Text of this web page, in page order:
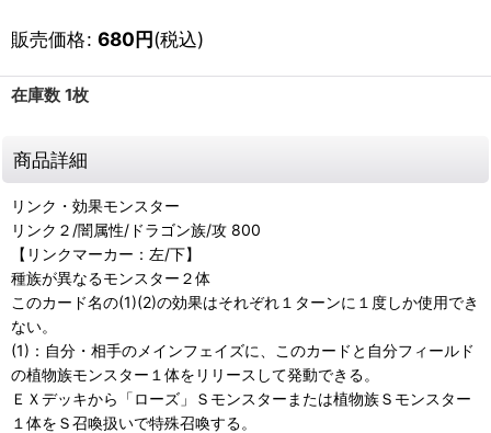
販売価格: 680円(税込)
在庫数 1枚
商品詳細
リンク・効果モンスター
リンク２/闇属性/ドラゴン族/攻 800
【リンクマーカー：左/下】
種族が異なるモンスター２体
このカード名の(1)(2)の効果はそれぞれ１ターンに１度しか使用でき
ない。
(1)：自分・相手のメインフェイズに、このカードと自分フィールド
の植物族モンスター１体をリリースして発動できる。
ＥＸデッキから「ローズ」Ｓモンスターまたは植物族Ｓモンスター
１体をＳ召喚扱いで特殊召喚する。